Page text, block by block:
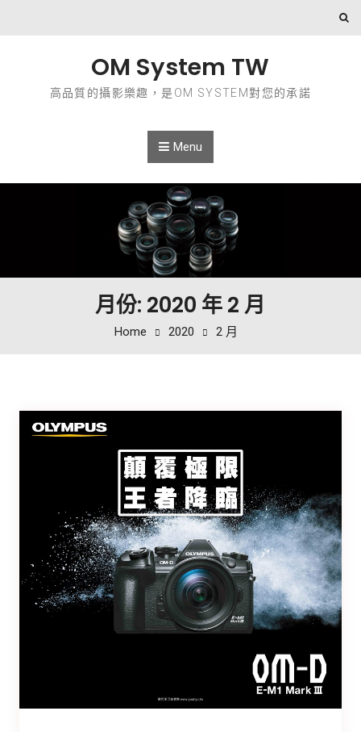
OM System TW
高品質的攝影樂趣，是OM SYSTEM對您的承諾
Menu
月份: 2020 年 2 月
Home 2020 2 月